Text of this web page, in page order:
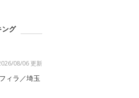
ング
08/06 更新
ィラ／埼玉